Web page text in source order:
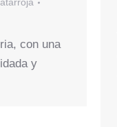
con una
y